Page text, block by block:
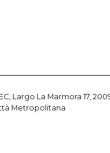
Largo La Marmora 17,
Metropolitana